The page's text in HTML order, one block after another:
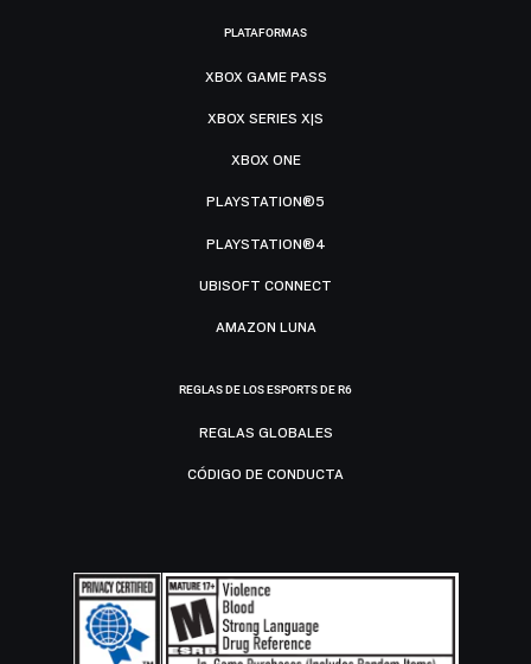
PLATAFORMAS
XBOX GAME PASS
XBOX SERIES X|S
XBOX ONE
PLAYSTATION®5
PLAYSTATION®4
UBISOFT CONNECT
AMAZON LUNA
REGLAS DE LOS ESPORTS DE R6
REGLAS GLOBALES
CÓDIGO DE CONDUCTA